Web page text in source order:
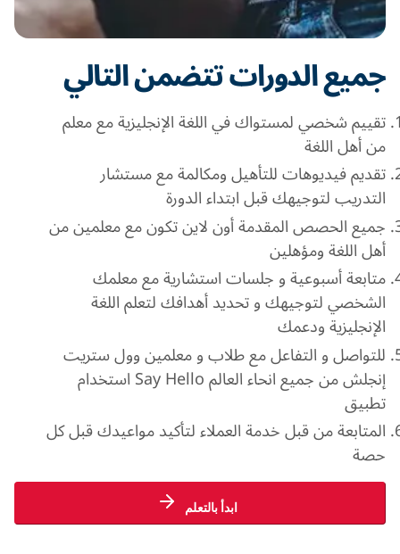
جميع الدورات تتضمن التالي
تقييم شخصي لمستواك في اللغة الإنجليزية مع معلم
من أهل اللغة
تقديم فيديوهات للتأهيل ومكالمة مع مستشار
التدريب لتوجيهك قبل ابتداء الدورة
جميع الحصص المقدمة أون لاين تكون مع معلمين من
أهل اللغة ومؤهلين
متابعة أسبوعية و جلسات استشارية مع معلمك
الشخصي لتوجيهك و تحديد أهدافك لتعلم اللغة
الإنجليزية ودعمك
للتواصل و التفاعل مع طلاب و معلمين وول ستريت
إنجلش من جميع انحاء العالم Say Hello استخدام
تطبيق
المتابعة من قبل خدمة العملاء لتأكيد مواعيدك قبل كل
حصة
ابدأ بالتعلم